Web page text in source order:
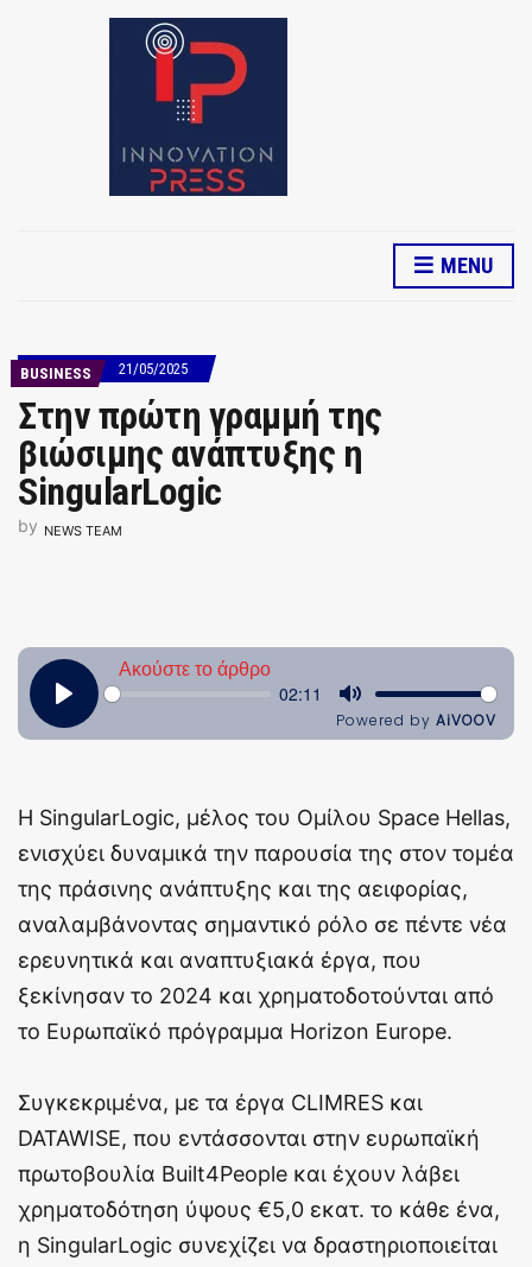
MENU
BUSINESS 21/05/2025
Στην πρώτη γραμμή της
βιώσιμης ανάπτυξης η
SingularLogic
by NEWS TEAM
Η SingularLogic, μέλος του Ομίλου Space Hellas,
ενισχύει δυναμικά την παρουσία της στον τομέα
της πράσινης ανάπτυξης και της αειφορίας,
αναλαμβάνοντας σημαντικό ρόλο σε πέντε νέα
ερευνητικά και αναπτυξιακά έργα, που
ξεκίνησαν το 2024 και χρηματοδοτούνται από
το Ευρωπαϊκό πρόγραμμα Horizon Europe.
Συγκεκριμένα, με τα έργα CLIMRES και
DATAWISE, που εντάσσονται στην ευρωπαϊκή
πρωτοβουλία Built4People και έχουν λάβει
χρηματοδότηση ύψους €5,0 εκατ. το κάθε ένα,
η SingularLogic συνεχίζει να δραστηριοποιείται